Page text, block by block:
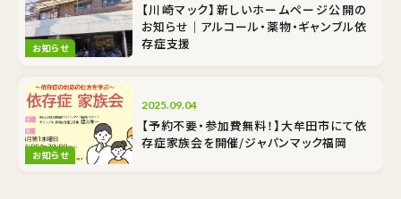
お知らせ
【川崎マック】新しいホームページ公開の
お知らせ｜アルコール・薬物・ギャンブル依
存症支援
お知らせ
2025.09.04
【予約不要・参加費無料！】大牟田市にて依
存症家族会を開催/ジャパンマック福岡